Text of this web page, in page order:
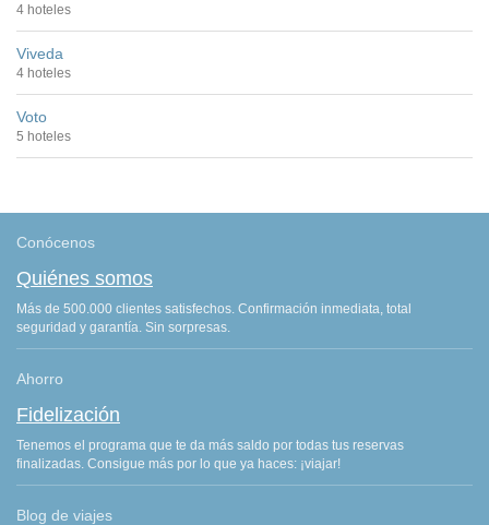
4 hoteles
Viveda
4 hoteles
Voto
5 hoteles
Conócenos
Quiénes somos
Más de 500.000 clientes satisfechos. Confirmación inmediata, total
seguridad y garantía. Sin sorpresas.
Ahorro
Fidelización
Tenemos el programa que te da más saldo por todas tus reservas
finalizadas. Consigue más por lo que ya haces: ¡viajar!
Blog de viajes